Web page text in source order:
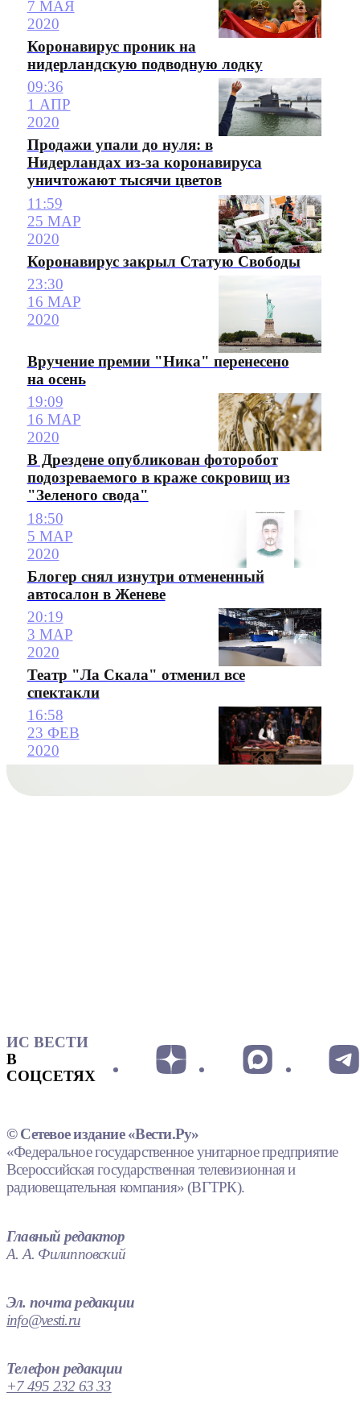
7 МАЯ
2020
Коронавирус проник на
нидерландскую подводную лодку
09:36
1 АПР
2020
Продажи упали до нуля: в
Нидерландах из-за коронавируса
уничтожают тысячи цветов
11:59
25 МАР
2020
Коронавирус закрыл Статую Свободы
23:30
16 МАР
2020
Вручение премии "Ника" перенесено
на осень
19:09
16 МАР
2020
В Дрездене опубликован фоторобот
подозреваемого в краже сокровищ из
"Зеленого свода"
18:50
5 МАР
2020
Блогер снял изнутри отмененный
автосалон в Женеве
20:19
3 МАР
2020
Театр "Ла Скала" отменил все
спектакли
16:58
23 ФЕВ
2020
ИС ВЕСТИ
В
СОЦСЕТЯХ
© Сетевое издание «Вести.Ру»
«Федеральное государственное унитарное предприятие
Всероссийская государственная телевизионная и
радиовещательная компания» (ВГТРК).
Главный редактор
А. А. Филипповский
Эл. почта редакции
info@vesti.ru
Телефон редакции
+7 495 232 63 33